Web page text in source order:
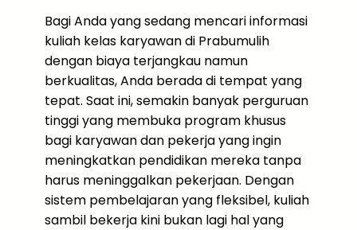
Bagi Anda yang sedang mencari informasi
kuliah kelas karyawan di Prabumulih
dengan biaya terjangkau namun
berkualitas, Anda berada di tempat yang
tepat. Saat ini, semakin banyak perguruan
tinggi yang membuka program khusus
bagi karyawan dan pekerja yang ingin
meningkatkan pendidikan mereka tanpa
harus meninggalkan pekerjaan. Dengan
sistem pembelajaran yang fleksibel, kuliah
sambil bekerja kini bukan lagi hal yang